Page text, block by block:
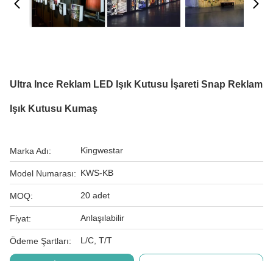
Ultra Ince Reklam LED Işık Kutusu İşareti Snap Reklam
Işık Kutusu Kumaş
Marka Adı: Kingwestar
Model Numarası: KWS-KB
MOQ: 20 adet
Fiyat: Anlaşılabilir
Ödeme Şartları: L/C, T/T